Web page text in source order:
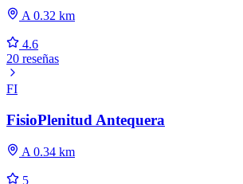
A 0.32 km
4.6
20 reseñas
FI
FisioPlenitud Antequera
A 0.34 km
5